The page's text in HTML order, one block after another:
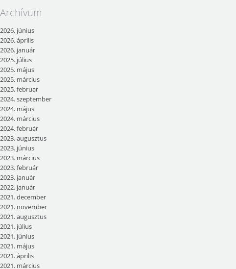
Archívum
2026. június
2026. április
2026. január
2025. július
2025. május
2025. március
2025. február
2024. szeptember
2024. május
2024. március
2024. február
2023. augusztus
2023. június
2023. március
2023. február
2023. január
2022. január
2021. december
2021. november
2021. augusztus
2021. július
2021. június
2021. május
2021. április
2021. március